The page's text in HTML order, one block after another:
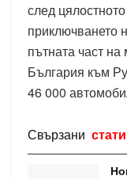
след
приключването
пътната част
България към
46 000
Свързани